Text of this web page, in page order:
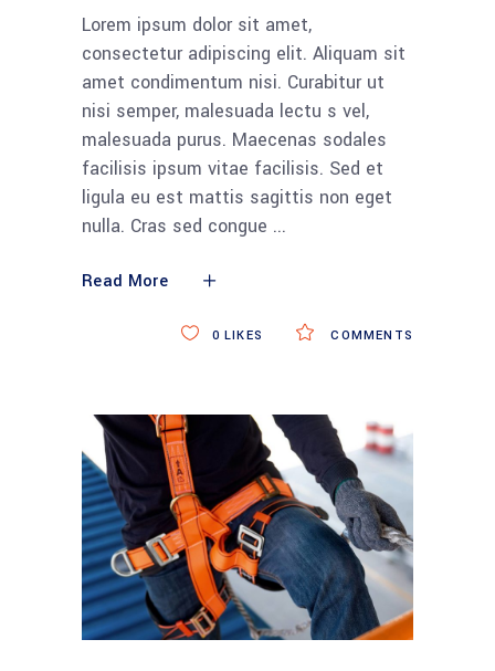
Lorem ipsum dolor sit amet,
consectetur adipiscing elit. Aliquam sit
amet condimentum nisi. Curabitur ut
nisi semper, malesuada lectu s vel,
malesuada purus. Maecenas sodales
facilisis ipsum vitae facilisis. Sed et
ligula eu est mattis sagittis non eget
nulla. Cras sed congue
Read More
COMMENTS
0 LIKES